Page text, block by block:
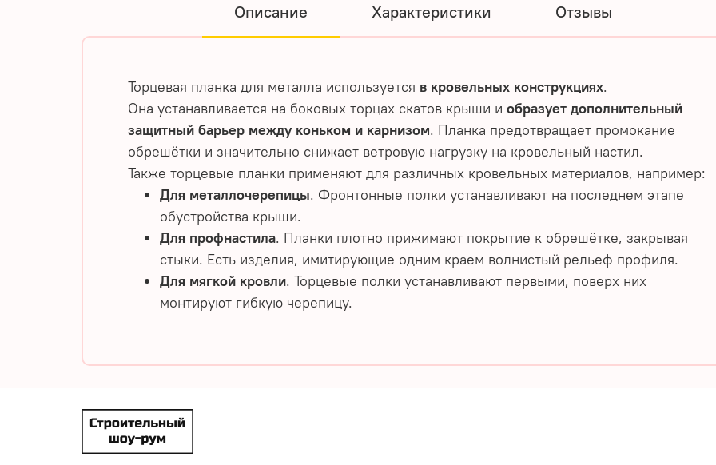
Описание Характеристики Отзывы
Торцевая планка для металла используется в кровельных конструкциях.
Она устанавливается на боковых торцах скатов крыши и образует дополнительный
защитный барьер между коньком и карнизом. Планка предотвращает промокание
обрешётки и значительно снижает ветровую нагрузку на кровельный настил.
Также торцевые планки применяют для различных кровельных материалов, например:
Для металлочерепицы. Фронтонные полки устанавливают на последнем этапе
обустройства крыши.
Для профнастила. Планки плотно прижимают покрытие к обрешётке, закрывая
стыки. Есть изделия, имитирующие одним краем волнистый рельеф профиля.
Для мягкой кровли. Торцевые полки устанавливают первыми, поверх них
монтируют гибкую черепицу.